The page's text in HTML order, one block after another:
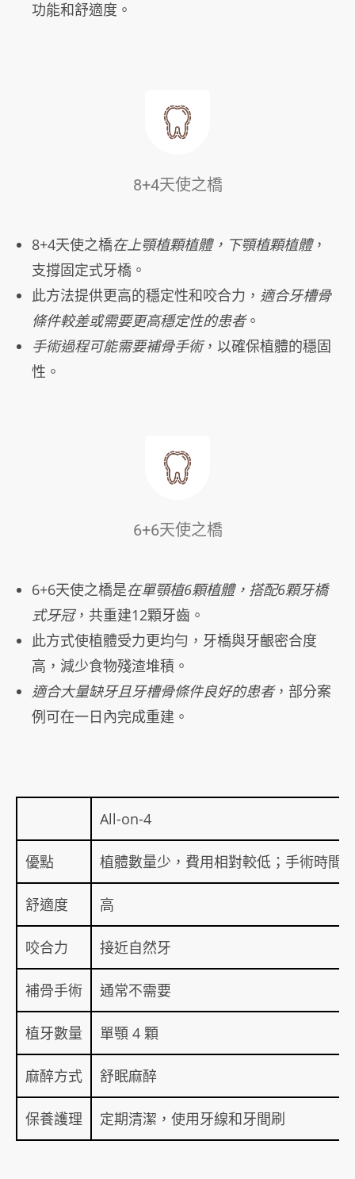
功能和舒適度。
8+4天使之橋
8+4天使之橋在上顎植顆植體，下顎植顆植體，
支撐固定式牙橋。
此方法提供更高的穩定性和咬合力， 適合牙槽骨
條件較差或需要更高穩定性的患者。
手術過程可能需要補骨手術，以確保植體的穩固
性。
6+6天使之橋
6+6天使之橋是在單顎植6顆植體，搭配6顆牙橋
式牙冠，共重建12顆牙齒。
此方式使植體受力更均勻，牙橋與牙齦密合度
高，減少食物殘渣堆積。
適合大量缺牙且牙槽骨條件良好的患者，部分案
例可在一日內完成重建。
All-on-4
優點 植體數量少，費用相對較低；手術時間
舒適度 高
咬合力 接近自然牙
補骨手術 通常不需要
植牙數量 單顎 4 顆
麻醉方式 舒眠麻醉
保養護理 定期清潔，使用牙線和牙間刷